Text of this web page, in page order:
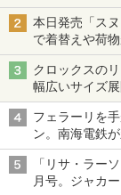
は1500円
本日発売「ス
で着替えや荷
クロックスの
幅広いサイズ
フェラーリを
ン。南海電鉄
「リサ・ラー
月号。ジャカ